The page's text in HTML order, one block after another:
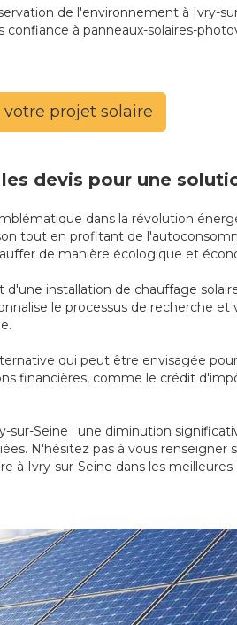
de l'environnement à Ivry-
à panneaux-solaires-
projet solaire
devis pour une
dans la révolution
tout en profitant de
de manière écologique et
installation de chauffage
le processus de recherche
qui peut être envisagée
financières, comme le crédit
Seine : une diminution
N'hésitez pas à vous renseigner
à Ivry-sur-Seine dans les meilleures